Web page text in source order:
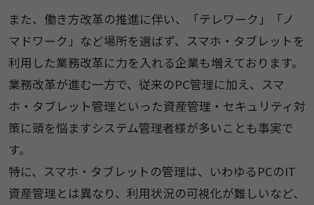
また、働き方改革の推進に伴い、「テレワーク」「ノ
マドワーク」など場所を選ばず、スマホ・タブレットを
利用した業務改革に力を入れる企業も増えております。
業務改革が進む一方で、従来のPC管理に加え、スマ
ホ・タブレット管理といった資産管理・セキュリティ対
策に頭を悩ますシステム管理者様が多いことも事実で
す。
特に、スマホ・タブレットの管理は、いわゆるPCのIT
資産管理とは異なり、利用状況の可視化が難しいなど、